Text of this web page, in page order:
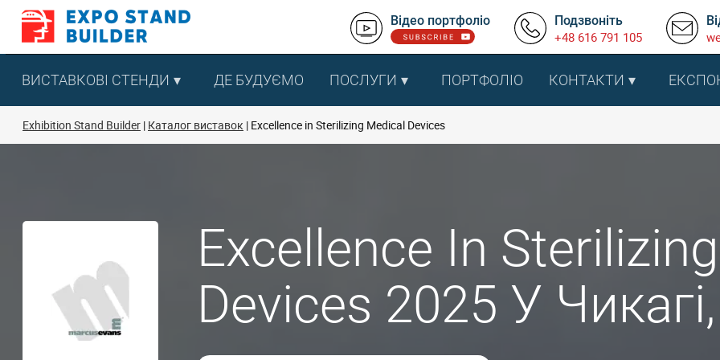
Перейти
змісту
Відео портфоліо Подзвоніть
+48 616 791 105
ВИСТАВКОВІ СТЕНДИ ДЕ БУДУЄМО ПОСЛУГИ ПОРТФОЛІО КОНТАКТИ
Exhibition Stand Builder Каталог виставок Excellence in Sterilizing Medical Devices
Excellence In
Devices 2025 У